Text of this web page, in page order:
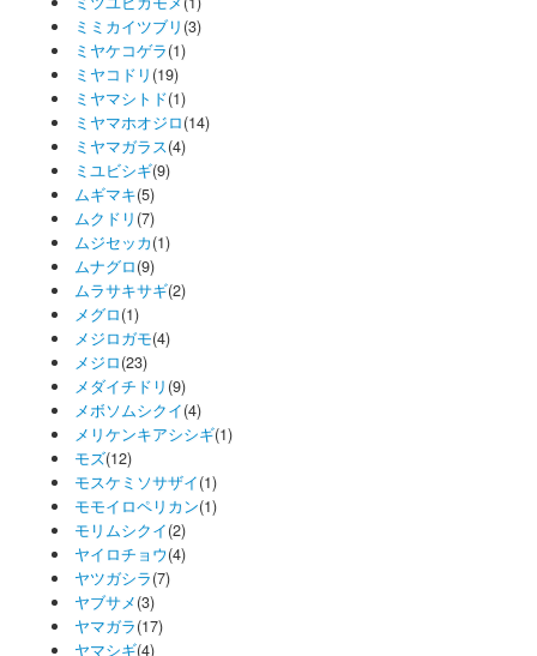
ミミカイツブリ (3)
ミヤケコゲラ(1)
ミヤコドリ (19)
ミヤマシトド(1)
ミヤマホオジロ(14)
ミヤマガラス(4)
ミユビシギ(9)
ムギマキ(5)
ムクドリ (7)
ムジセッカ(1)
ムナグロ(9)
ムラサキサギ(2)
メグロ(1)
メジロガモ(4)
メジロ(23)
メダイチドリ (9)
メボソムシクイ(4)
メリケンキアシシギ(1)
モズ(12)
モスケミソサザイ(1)
モモイロペリカン(1)
モリムシクイ(2)
ヤイロチョウ(4)
ヤツガシラ(7)
ヤブサメ(3)
ヤマガラ(17)
ヤマシギ(4)